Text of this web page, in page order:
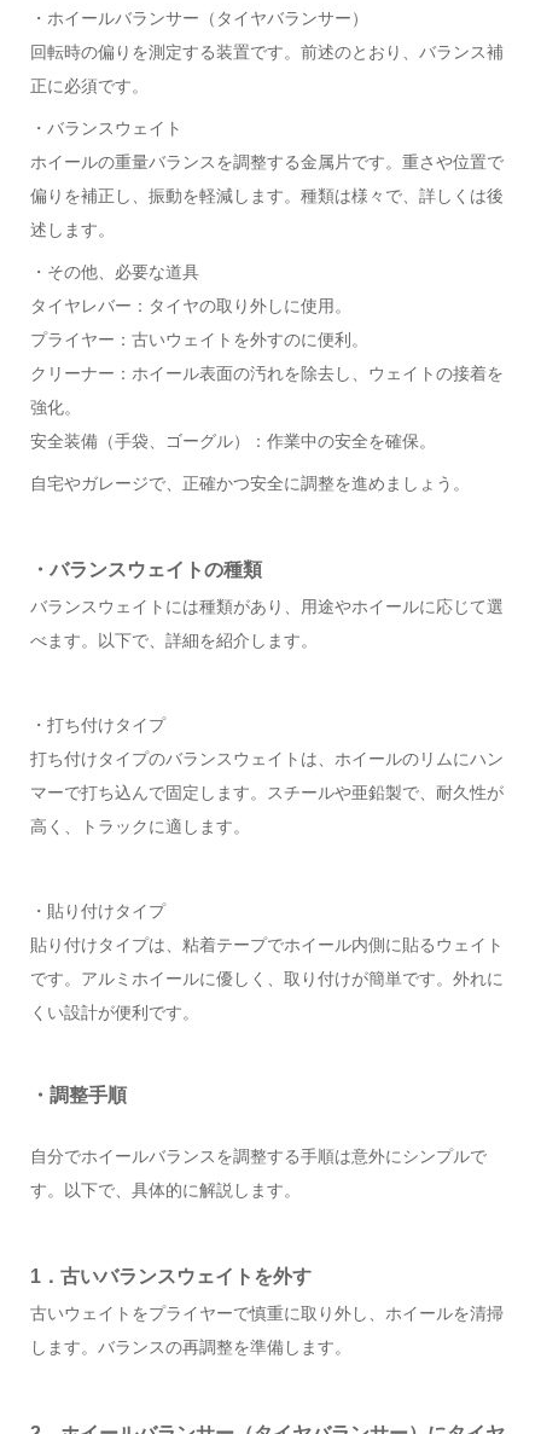
・ホイールバランサー（タイヤバランサー）
回転時の偏りを測定する装置です。前述のとおり、バランス補
正に必須です。
・バランスウェイト
ホイールの重量バランスを調整する金属片です。重さや位置で
偏りを補正し、振動を軽減します。種類は様々で、詳しくは後
述します。
・その他、必要な道具
タイヤレバー：タイヤの取り外しに使用。
プライヤー：古いウェイトを外すのに便利。
クリーナー：ホイール表面の汚れを除去し、ウェイトの接着を
強化。
安全装備（手袋、ゴーグル）：作業中の安全を確保。
自宅やガレージで、正確かつ安全に調整を進めましょう。
・バランスウェイトの種類
バランスウェイトには種類があり、用途やホイールに応じて選
べます。以下で、詳細を紹介します。
・打ち付けタイプ
打ち付けタイプのバランスウェイトは、ホイールのリムにハン
マーで打ち込んで固定します。スチールや亜鉛製で、耐久性が
高く、トラックに適します。
・貼り付けタイプ
貼り付けタイプは、粘着テープでホイール内側に貼るウェイト
です。アルミホイールに優しく、取り付けが簡単です。外れに
くい設計が便利です。
・調整手順
自分でホイールバランスを調整する手順は意外にシンプルで
す。以下で、具体的に解説します。
1．古いバランスウェイトを外す
古いウェイトをプライヤーで慎重に取り外し、ホイールを清掃
します。バランスの再調整を準備します。